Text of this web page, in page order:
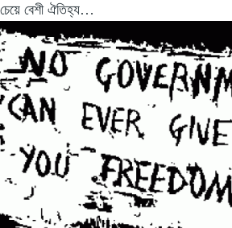
চেয়ে বেশী ঐতিহ্য…